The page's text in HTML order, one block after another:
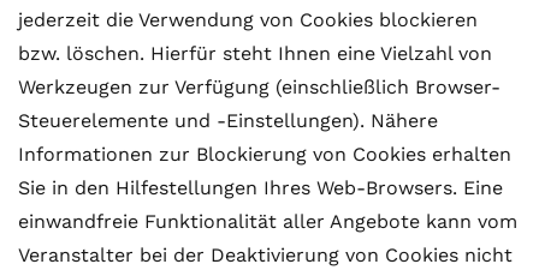
jederzeit die Verwendung von Cookies blockieren
bzw. löschen. Hierfür steht Ihnen eine Vielzahl von
Werkzeugen zur Verfügung (einschließlich Browser-
Steuerelemente und -Einstellungen). Nähere
Informationen zur Blockierung von Cookies erhalten
Sie in den Hilfestellungen Ihres Web-Browsers. Eine
einwandfreie Funktionalität aller Angebote kann vom
Veranstalter bei der Deaktivierung von Cookies nicht